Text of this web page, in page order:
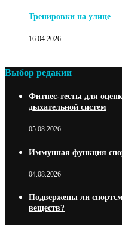
Тренировки на улице —
16.04.2026
Выбор редакии
Фитнес-тесты для
дыхательной систем
05.08.2026
Иммунная функция
04.08.2026
Подвержены ли
веществ?